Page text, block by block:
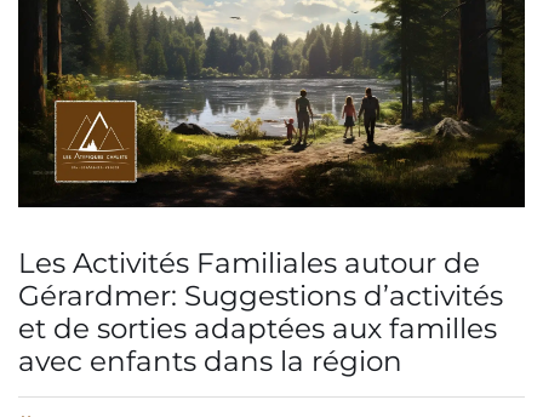
Les Activités Familiales autour de
Gérardmer: Suggestions d’activités
et de sorties adaptées aux familles
avec enfants dans la région